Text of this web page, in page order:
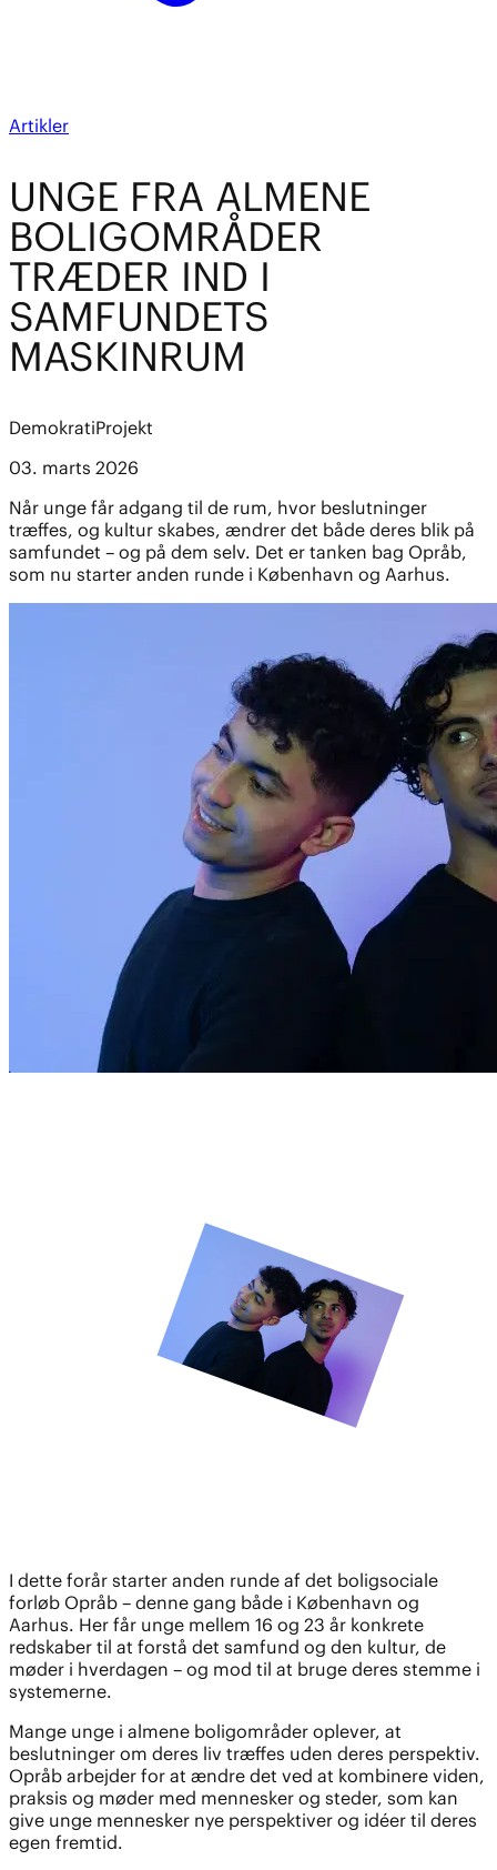
Artikler
UNGE FRA ALMENE
BOLIGOMRÅDER
TRÆDER IND I
SAMFUNDETS
MASKINRUM
DemokratiProjekt
03. marts 2026
Når unge får adgang til de rum, hvor beslutninger
træffes, og kultur skabes, ændrer det både deres blik på
samfundet – og på dem selv. Det er tanken bag Opråb,
som nu starter anden runde i København og Aarhus.
I dette forår starter anden runde af det boligsociale
forløb Opråb – denne gang både i København og
Aarhus. Her får unge mellem 16 og 23 år konkrete
redskaber til at forstå det samfund og den kultur, de
møder i hverdagen – og mod til at bruge deres stemme i
systemerne.
Mange unge i almene boligområder oplever, at
beslutninger om deres liv træffes uden deres perspektiv.
Opråb arbejder for at ændre det ved at kombinere viden,
praksis og møder med mennesker og steder, som kan
give unge mennesker nye perspektiver og idéer til deres
egen fremtid.